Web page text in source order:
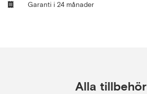
Garanti i 24 månader
Alla tillbehör